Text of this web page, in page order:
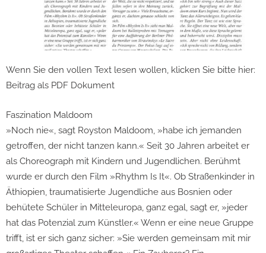
Wenn Sie den vollen Text lesen wollen, klicken Sie bitte hier:
Beitrag als PDF Dokument
Faszination Maldoom
»Noch nie«, sagt Royston Maldoom, »habe ich jemanden
getroffen, der nicht tanzen kann.« Seit 30 Jahren arbeitet er
als Choreograph mit Kindern und Jugendlichen. Berühmt
wurde er durch den Film »Rhythm Is It«. Ob Straßenkinder in
Äthiopien, traumatisierte Jugendliche aus Bosnien oder
behütete Schüler in Mitteleuropa, ganz egal, sagt er, »jeder
hat das Potenzial zum Künstler.« Wenn er eine neue Gruppe
trifft, ist er sich ganz sicher: »Sie werden gemeinsam mit mir